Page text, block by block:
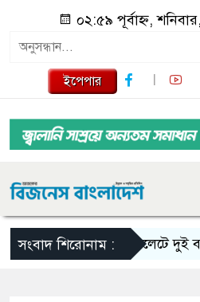
০২:৫৯ পূর্বাহ্ন,
ইপেপার
সংবাদ শিরোনাম :সিলেটে দুই বাসের